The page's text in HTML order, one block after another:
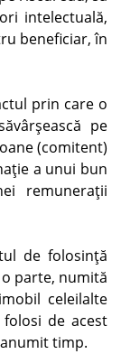
intelectuală,
beneficiar, în
prin care o
pe
(comitent)
a unui bun
remuneraţii
de folosinţă
parte, numită
celeilalte
de acest
timp.